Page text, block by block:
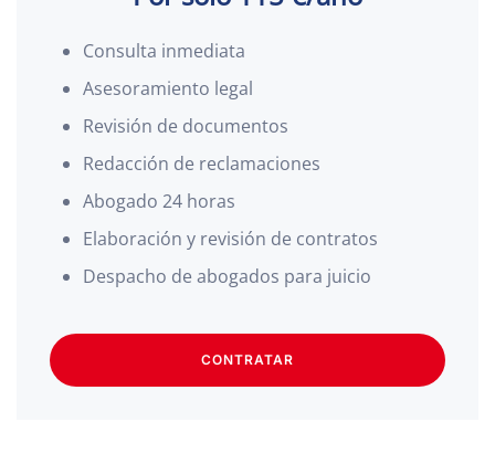
Consulta inmediata
Asesoramiento legal
Revisión de documentos
Redacción de reclamaciones
Abogado 24 horas
Elaboración y revisión de contratos
Despacho de abogados para juicio
CONTRATAR